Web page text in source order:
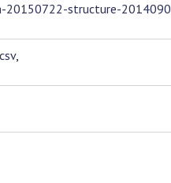
20150722-structure-
,